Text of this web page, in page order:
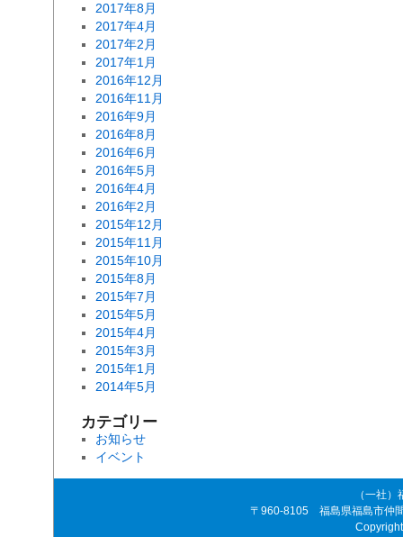
2017年8月
2017年4月
2017年2月
2017年1月
2016年12月
2016年11月
2016年9月
2016年8月
2016年6月
2016年5月
2016年4月
2016年2月
2015年12月
2015年11月
2015年10月
2015年8月
2015年7月
2015年5月
2015年4月
2015年3月
2015年1月
2014年5月
カテゴリー
お知らせ
イベント
（一社
〒960-8105 福島県福島市仲